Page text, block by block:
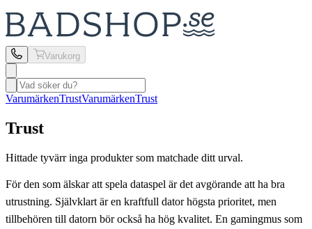
Varukorg
VarumärkenTrustVarumärkenTrust
Trust
Hittade tyvärr inga produkter som matchade ditt urval.
För den som älskar att spela dataspel är det avgörande att ha bra
utrustning. Självklart är en kraftfull dator högsta prioritet, men
tillbehören till datorn bör också ha hög kvalitet. En gamingmus som